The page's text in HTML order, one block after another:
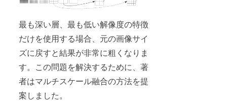
最も深い層、最も低い解像度の特徴
だけを使用する場合、元の画像サイ
ズに戻すと結果が非常に粗くなりま
す。この問題を解決するために、著
者はマルチスケール融合の方法を提
案しました。